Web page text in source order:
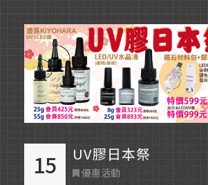
15 UV膠日本祭
優惠活動
Read More